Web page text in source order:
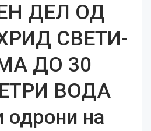
ДЕЛ ОД
СВЕТИ-
ДО 30
ВОДА
одрони на